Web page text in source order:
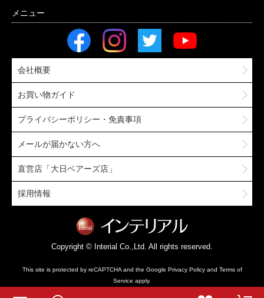
会社概要
お買い物ガイド
プライバシーポリシー・免責事項
メールが届かない方へ
直営店「大日ベアーズ店」
採用情報
Copyright © Interial Co.,Ltd. All rights reserved.
This site is protected by reCAPTCHA and the Google Privacy Policyand Terms of
Service apply.